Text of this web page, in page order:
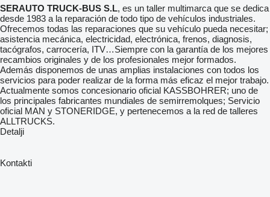
SERAUTO TRUCK-BUS S.L, es un taller multimarca que se dedica
desde 1983 a la reparación de todo tipo de vehículos industriales.
Ofrecemos todas las reparaciones que su vehículo pueda necesitar;
asistencia mecánica, electricidad, electrónica, frenos, diagnosis,
tacógrafos, carrocería, ITV…Siempre con la garantía de los mejores
recambios originales y de los profesionales mejor formados.
Además disponemos de unas amplias instalaciones con todos los
servicios para poder realizar de la forma más eficaz el mejor trabajo.
Actualmente somos concesionario oficial KASSBOHRER; uno de
los principales fabricantes mundiales de semirremolques; Servicio
oficial MAN y STONERIDGE, y pertenecemos a la red de talleres
ALLTRUCKS.
Detalji
Kontakti